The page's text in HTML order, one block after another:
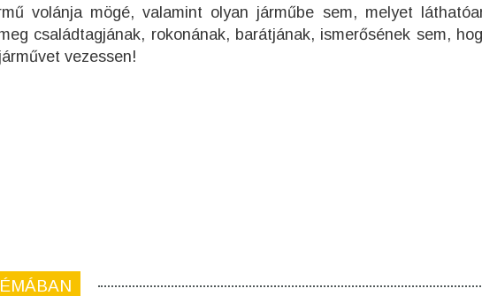
volánja mögé, valamint olyan járműbe sem, melyet
családtagjának, rokonának, barátjának, ismerősének sem,
vezessen!